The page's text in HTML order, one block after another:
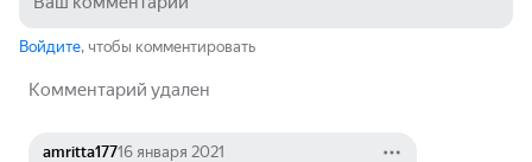
Войдите, чтобы комментировать
Комментарий удален
amritta17716 января 2021